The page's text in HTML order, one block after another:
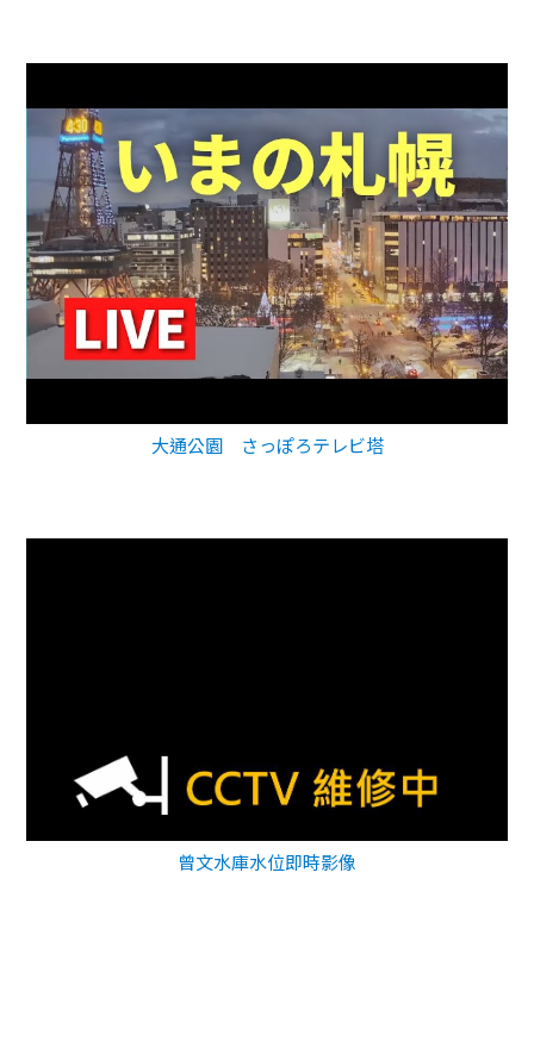
大通公園 さっぽろテレビ塔
曾文水庫水位即時影像